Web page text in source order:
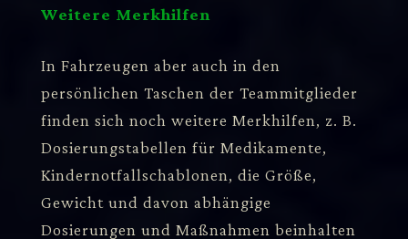
Weitere Merkhilfen
In Fahrzeugen aber auch in den
persönlichen Taschen der Teammitglieder
finden sich noch weitere Merkhilfen, z. B.
Dosierungstabellen für Medikamente,
Kindernotfallschablonen, die Größe,
Gewicht und davon abhängige
Dosierungen und Maßnahmen beinhalten